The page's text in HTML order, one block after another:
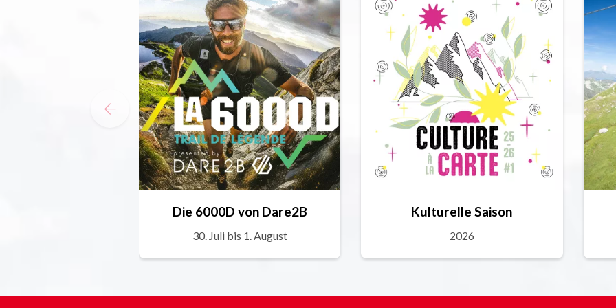
Die 6000D von Dare2B
30. Juli bis 1. August
Kulturelle Saison
2026